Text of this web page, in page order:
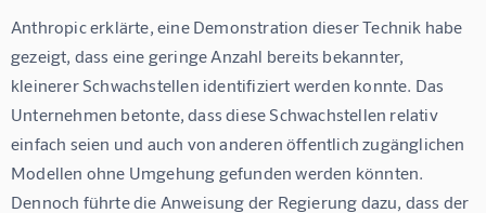
Anthropic erklärte, eine Demonstration dieser Technik habe
gezeigt, dass eine geringe Anzahl bereits bekannter,
kleinerer Schwachstellen identifiziert werden konnte. Das
Unternehmen betonte, dass diese Schwachstellen relativ
einfach seien und auch von anderen öffentlich zugänglichen
Modellen ohne Umgehung gefunden werden könnten.
Dennoch führte die Anweisung der Regierung dazu, dass der